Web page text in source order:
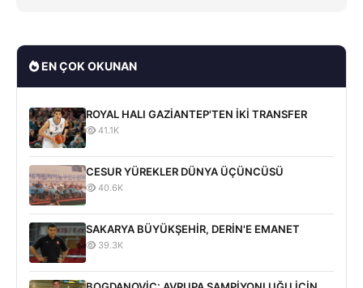
EN ÇOK OKUNAN
ROYAL HALI GAZİANTEP'TEN İKİ TRANSFER
41.1K
CESUR YÜREKLER DÜNYA ÜÇÜNCÜSÜ
40.6K
SAKARYA BÜYÜKŞEHİR, DERİN'E EMANET
39.3K